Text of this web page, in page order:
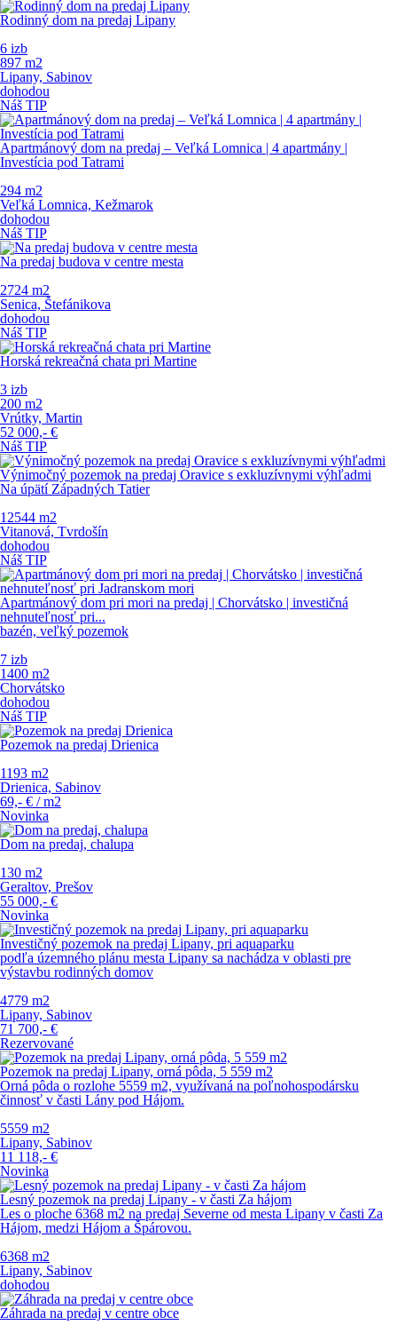
Rodinný dom na predaj Lipany
6 izb
897 m2
Lipany, Sabinov
dohodou
Náš TIP
Apartmánový dom na predaj – Veľká Lomnica | 4 apartmány |
Investícia pod Tatrami
294 m2
Veľká Lomnica, Kežmarok
dohodou
Náš TIP
Na predaj budova v centre mesta
2724 m2
Senica, Štefánikova
dohodou
Náš TIP
Horská rekreačná chata pri Martine
3 izb
200 m2
Vrútky, Martin
52 000,- €
Náš TIP
Výnimočný pozemok na predaj Oravice s exkluzívnymi výhľadmi
Na úpätí Západných Tatier
12544 m2
Vitanová, Tvrdošín
dohodou
Náš TIP
Apartmánový dom pri mori na predaj | Chorvátsko | investičná
nehnuteľnosť pri...
bazén, veľký pozemok
7 izb
1400 m2
Chorvátsko
dohodou
Náš TIP
Pozemok na predaj Drienica
1193 m2
Drienica, Sabinov
69,- € / m2
Novinka
Dom na predaj, chalupa
130 m2
Geraltov, Prešov
55 000,- €
Novinka
Investičný pozemok na predaj Lipany, pri aquaparku
podľa územného plánu mesta Lipany sa nachádza v oblasti pre
výstavbu rodinných domov
4779 m2
Lipany, Sabinov
71 700,- €
Rezervované
Pozemok na predaj Lipany, orná pôda, 5 559 m2
Orná pôda o rozlohe 5559 m2, využívaná na poľnohospodársku
činnosť v časti Lány pod Hájom.
5559 m2
Lipany, Sabinov
11 118,- €
Novinka
Lesný pozemok na predaj Lipany - v časti Za hájom
Les o ploche 6368 m2 na predaj Severne od mesta Lipany v časti Za
Hájom, medzi Hájom a Špárovou.
6368 m2
Lipany, Sabinov
dohodou
Záhrada na predaj v centre obce